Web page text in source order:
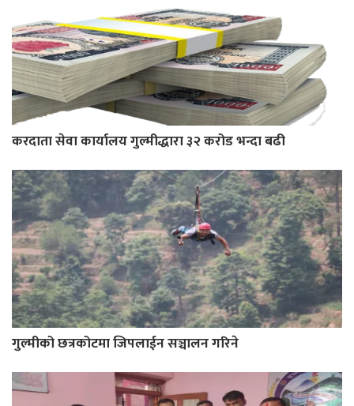
करदाता सेवा कार्यालय गुल्मीद्धारा ३२ करोड भन्दा बढी
गुल्मीको छत्रकोटमा जिपलाईन सञ्चालन गरिने